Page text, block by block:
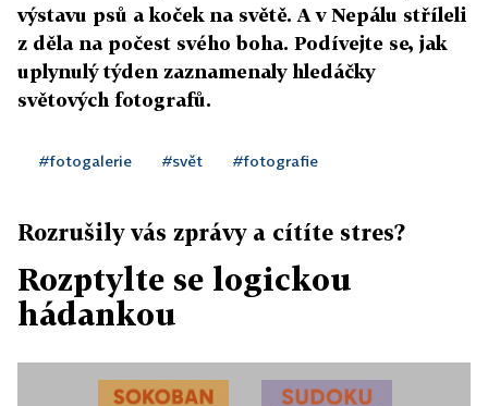
výstavu psů a koček na světě. A v Nepálu stříleli
z děla na počest svého boha. Podívejte se, jak
uplynulý týden zaznamenaly hledáčky
světových fotografů.
#fotogalerie #svět #fotografie
Rozrušily vás zprávy a cítíte stres?
Rozptylte se logickou
hádankou